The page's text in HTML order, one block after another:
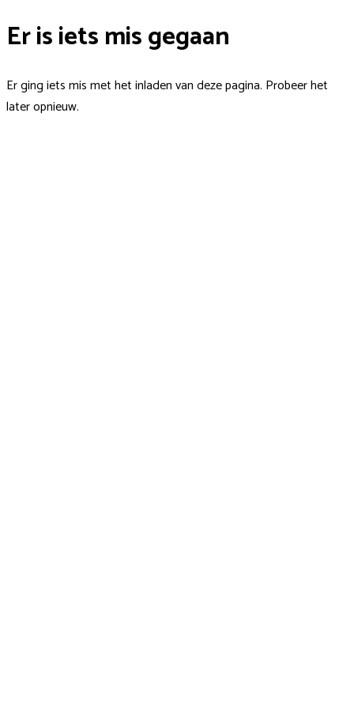
Er is iets mis gegaan
Er ging iets mis met het inladen van deze pagina. Probeer het
later opnieuw.